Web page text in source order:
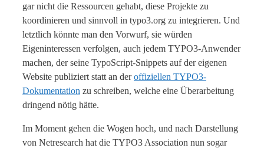
gar nicht die Ressourcen gehabt, diese Projekte zu
koordinieren und sinnvoll in typo3.org zu integrieren. Und
letztlich könnte man den Vorwurf, sie würden
Eigeninteressen verfolgen, auch jedem TYPO3-Anwender
machen, der seine TypoScript-Snippets auf der eigenen
Website publiziert statt an deroffiziellen TYPO3-
Dokumentation zu schreiben, welche eine Überarbeitung
dringend nötig hätte.
Im Moment gehen die Wogen hoch, und nach Darstellung
von Netresearch hat die TYPO3 Association nun sogar